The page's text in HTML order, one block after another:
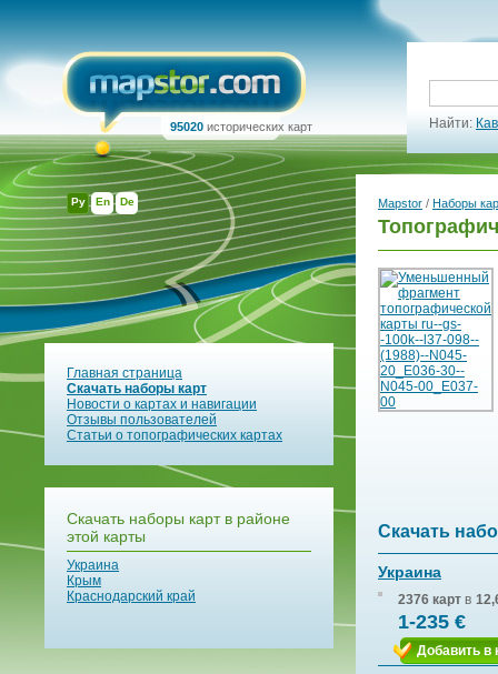
Ру En De
95020 исторических карт Найти:
Главная страница
Скачать наборы карт
Новости о картах и навигации
Отзывы пользователей
Статьи о топографических картах
Скачать наборы карт в районе
этой карты
Украина
Крым
Краснодарский край
Mapstor / Наборы
Скачать
Украина
2376 карт в
1-235 €
Добавить в